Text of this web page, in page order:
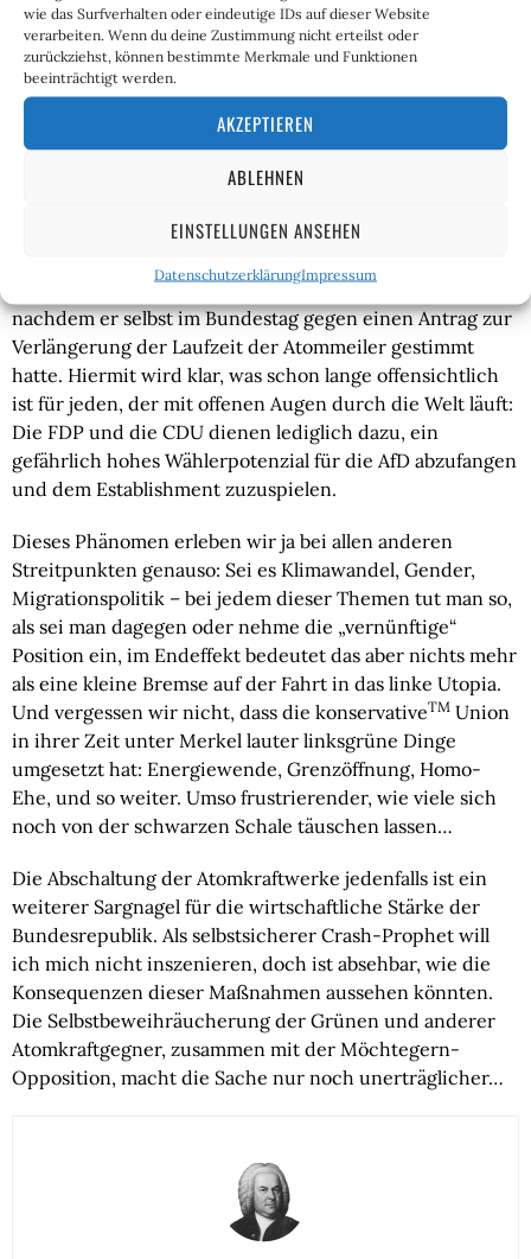
wie das Surfverhalten oder eindeutige IDs auf dieser Website
verarbeiten. Wenn du deine Zustimmung nicht erteilst oder
zurückziehst, können bestimmte Merkmale und Funktionen
beeinträchtigt werden.
AKZEPTIEREN
ABLEHNEN
EINSTELLUNGEN ANSEHEN
DatenschutzerklärungImpressum
Ein weiterer Punkt, den der Atomausstieg in
Deutschland aufzeigt, ist die Verlogenheit der
Scheinopposition: Die CDU und auch ein bisschen die
FDP sprachen sich gegen die Abschaltung der letzten
drei Atommeiler aus. So wetterten Friedrich Merz und
die beiden Ministerpräsidenten Markus Söder und
Michael Kretschmer, allesamt Unions-Funktionäre,
es doch ihre Partei, unter ihrer Kanzlerin, die das Land
Liberalen kritisierte Wolfgang Kubicki den Atomausstieg,
nachdem er selbst im Bundestag gegen einen Antrag zur
Verlängerung der Laufzeit der Atommeiler gestimmt
hatte. Hiermit wird klar, was schon lange offensichtlich
ist für jeden, der mit offenen Augen durch die Welt läuft:
Die FDP und die CDU dienen lediglich dazu, ein
gefährlich hohes Wählerpotenzial für die AfD abzufangen
und dem Establishment zuzuspielen.
Dieses Phänomen erleben wir ja bei allen anderen
Streitpunkten genauso: Sei es Klimawandel, Gender,
Migrationspolitik – bei jedem dieser Themen tut man so,
als sei man dagegen oder nehme die „vernünftige“
Position ein, im Endeffekt bedeutet das aber nichts mehr
als eine kleine Bremse auf der Fahrt in das linke Utopia.
Und vergessen wir nicht, dass die konservativeTM Union
in ihrer Zeit unter Merkel lauter linksgrüne Dinge
umgesetzt hat: Energiewende, Grenzöffnung, Homo-
Ehe, und so weiter. Umso frustrierender, wie viele sich
noch von der schwarzen Schale täuschen lassen…
Die Abschaltung der Atomkraftwerke jedenfalls ist ein
weiterer Sargnagel für die wirtschaftliche Stärke der
Bundesrepublik. Als selbstsicherer Crash-Prophet will
ich mich nicht inszenieren, doch ist absehbar, wie die
Konsequenzen dieser Maßnahmen aussehen könnten.
Die Selbstbeweihräucherung der Grünen und anderer
Atomkraftgegner, zusammen mit der Möchtegern-
Opposition, macht die Sache nur noch unerträglicher…